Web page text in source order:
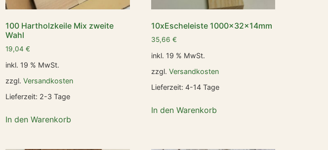
100 Hartholzkeile Mix zweite
Wahl
19,04€
inkl. 19 % MwSt.
zzgl.Versandkosten
Lieferzeit: 2-3 Tage
In den Warenkorb
10xEscheleiste 1000x32x14mm
35,66€
inkl. 19 % MwSt.
zzgl.Versandkosten
Lieferzeit:4-14 Tage
In den Warenkorb